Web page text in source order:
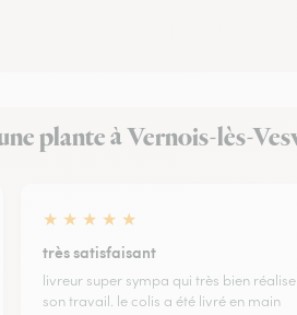
plante à Vernois-lès-
★ ★ ★ ★ ★
très satisfaisant
livreur super sympa qui très bien
son travail. le colis a été livré en main